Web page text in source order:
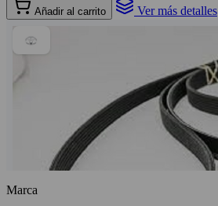
Añadir al carrito Ver más detalles
Marca